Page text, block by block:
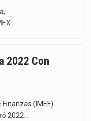
,
2022 Con
(IMEF)
2022…